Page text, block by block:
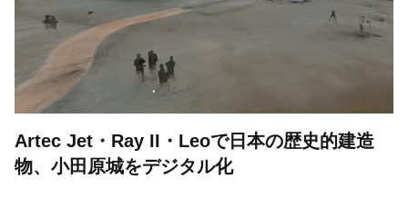
Artec Jet・Ray II・Leoで日本の歴史的建造
物、小田原城をデジタル化